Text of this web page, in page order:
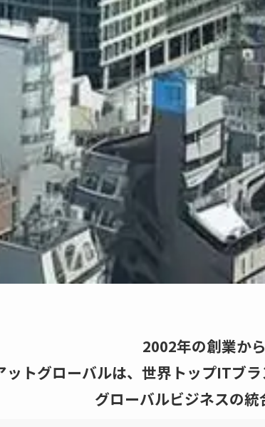
2002年の創業か
ットグローバルは、世界トップITブ
グローバルビジネスの統